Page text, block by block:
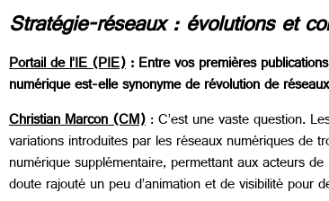
Stratégie-réseaux : évolutions et
Portail de l’IE (PIE):Entre vos premières
numérique est-elle synonyme de révolution de
Christian Marcon (CM): C’est une vaste question.
variations introduites par les réseaux numériques de
numérique supplémentaire, permettant aux acteurs
doute rajouté un peu d’animation et de visibilité pour